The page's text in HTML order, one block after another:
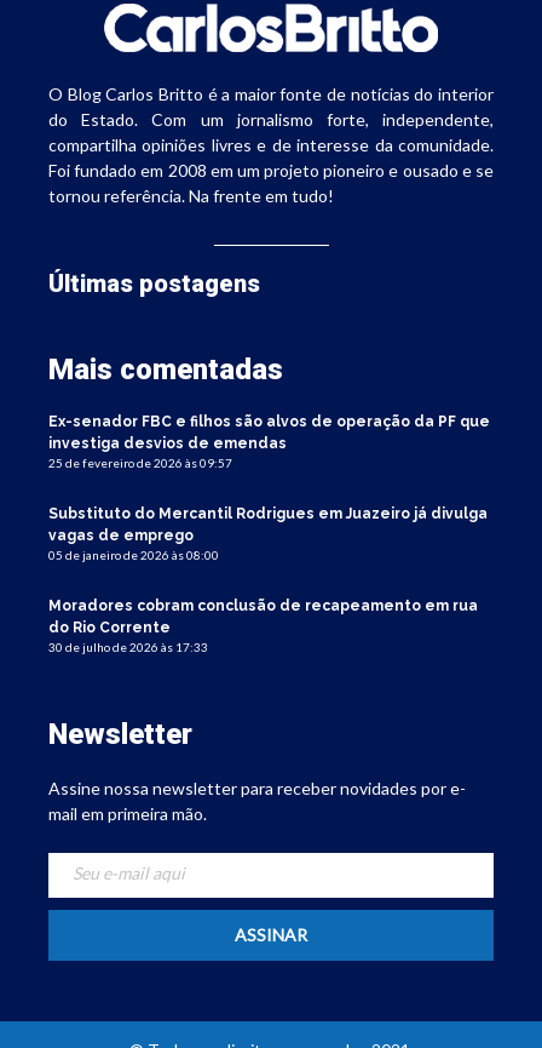
O Blog Carlos Britto é a maior fonte de notícias do interior
do Estado. Com um jornalismo forte, independente,
compartilha opiniões livres e de interesse da comunidade.
Foi fundado em 2008 em um projeto pioneiro e ousado e se
tornou referência. Na frente em tudo!
Últimas postagens
Mais comentadas
Ex-senador FBC e filhos são alvos de operação da PF que
investiga desvios de emendas
25 de fevereiro de 2026 às 09:57
Substituto do Mercantil Rodrigues em Juazeiro já divulga
vagas de emprego
05 de janeiro de 2026 às 08:00
Moradores cobram conclusão de recapeamento em rua
do Rio Corrente
30 de julho de 2026 às 17:33
Newsletter
Assine nossa newsletter para receber novidades por e-
mail em primeira mão.